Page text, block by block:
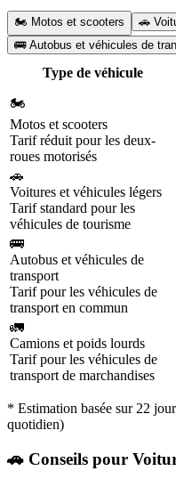
🏍️ Motos et scooters
🚗
🚌 Autobus et véhicules de
Type de véhicule
🏍️
Motos et scooters
Tarif réduit pour les deux-
roues motorisés
🚗
Voitures et véhicules légers
Tarif standard pour les
véhicules de tourisme
🚌
Autobus et véhicules de
transport
Tarif pour les véhicules de
transport en commun
🚛
Camions et poids lourds
Tarif pour les véhicules de
transport de marchandises
* Estimation basée sur 22
quotidien)
🚗 Conseils pour